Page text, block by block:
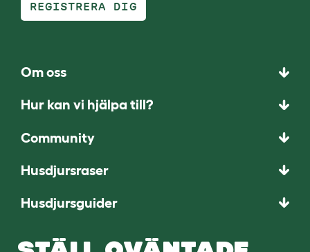
REGISTRERA DIG
Om oss
Hur kan vi hjälpa till?
Community
Husdjursraser
Husdjursguider